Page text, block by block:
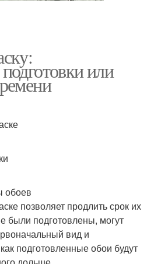
или
обоев
позволяет продлить срок их
были подготовлены, могут
вид и
подготовленные обои будут